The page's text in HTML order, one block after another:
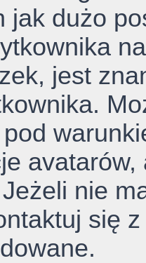
jak dużo
jest
nie
się